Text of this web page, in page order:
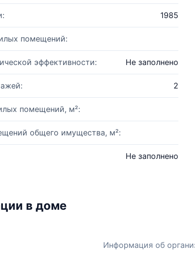
1985
помещений:
эффективности: Не заполнено
2
помещений, м²:
общего имущества, м²:
Не заполнено
в доме
Информация об